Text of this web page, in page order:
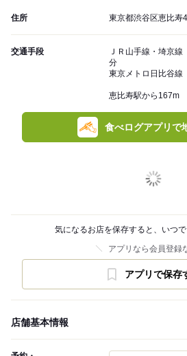
住所 東京都渋谷区恵比寿
交通手段
ＪＲ山手線・埼京
分
東京メトロ日比谷線
恵比寿駅から167m
食べログアプリで
気になるお店を保存すると、いつで
アプリなら会員登録
アプリで保存
店舗基本情報